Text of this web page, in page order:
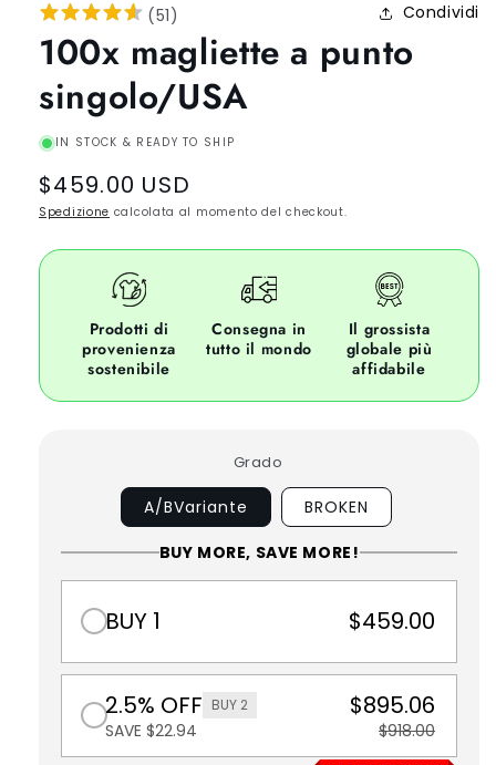
(51) Condividi
100x magliette a punto
singolo/USA
IN STOCK & READY TO SHIP
Regular
price
$459.00 USD
Spedizione calcolata al momento del checkout.
Prodotti di
provenienza
sostenibile
Consegna in
tutto il mondo
Il grossista
globale più
affidabile
Grado
A/BVariante BROKEN
BUY MORE, SAVE MORE!
BUY 1 $459.00
2.5% OFF BUY 2
SAVE $22.94
$895.06
$918.00